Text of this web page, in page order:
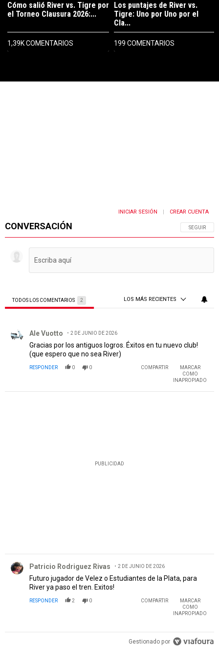
Cómo salió River vs. Tigre por
el Torneo Clausura 2026:...
1,39K COMENTARIOS
Los puntajes de River vs.
Tigre: Uno por Uno por el
Cla...
199 COMENTARIOS
CONVERSACIÓN SIGA ESTA
SEGUIR
INICIAR SESIÓN CREAR CUENTA
TODOS LOS COMENTARIOS 2 LOS MÁS RECIENTES
Ale Vuotto 2 DE JUNIO DE 2026
Gracias por los antiguos logros. Éxitos en tu nuevo club!
(que espero que no sea River)
RESPONDER 0 0 COMPARTIR
MARCAR
COMO
INAPROPIADO
PUBLICIDAD
Patricio Rodriguez Rivas 2 DE JUNIO DE 2026
Futuro jugador de Velez o Estudiantes de la Plata, para
River ya paso el tren. Exitos!
RESPONDER 2 0 COMPARTIR
MARCAR
COMO
INAPROPIADO
Gestionado por